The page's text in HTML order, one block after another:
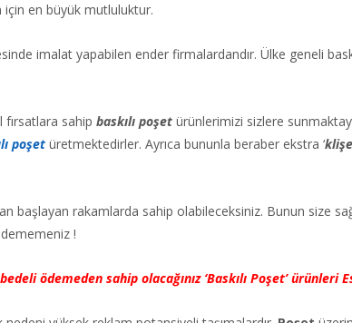
için en büyük mutluluktur.
imalat yapabilen ender firmalardandır. Ülke geneli
fırsatlara sahip baskılı poşet ürünlerimizi sizlere
poşet üretmektedirler. Ayrıca bununla beraber ekstra ‘
başlayan rakamlarda sahip olabileceksiniz. Bunun size
!
ödemeden sahip olacağınız ‘Baskılı Poşet’ ürünleri